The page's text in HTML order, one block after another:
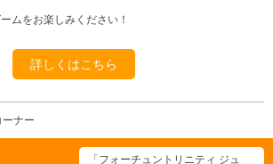
ムをお楽しみください！
詳しくはこちら
ーナー
「フォーチュントリニティ ジュ